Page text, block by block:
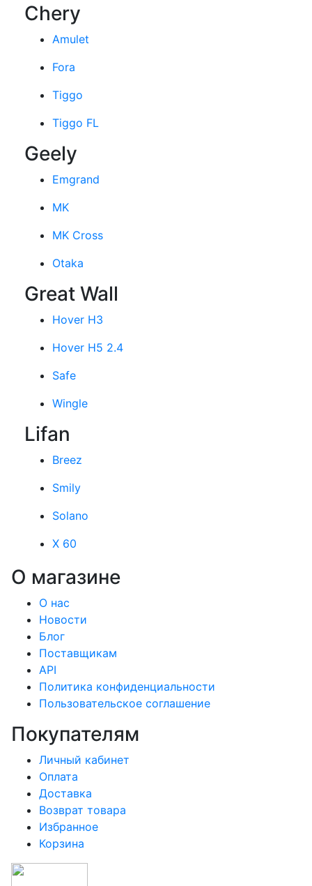
Chery
Amulet
Fora
Tiggo
Tiggo FL
Geely
Emgrand
MK
MK Cross
Otaka
Great Wall
Hover H3
Hover H5 2.4
Safe
Wingle
Lifan
Breez
Smily
Solano
X 60
О магазине
О нас
Новости
Блог
Поставщикам
API
Политика конфиденциальности
Пользовательское соглашение
Покупателям
Личный кабинет
Оплата
Доставка
Возврат товара
Избранное
Корзина